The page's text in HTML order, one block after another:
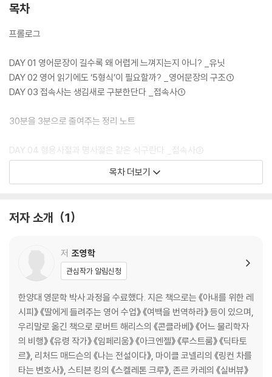
목차
프롤로그
DAY 01 영어문장이 길수록 왜 어렵게 느껴지는지 아니? _유닛
DAY 02 영어 읽기에도 ‘5형식’이 필요할까? _영어문장의 구조①
DAY 03 접속사는 생김새로 구분한단다 _접속사①
30분을 3분으로 줄여주는 정리 노트
DAY 04 형용사절과 명사절은 같은 식구란다 _접속사②
DAY 05 절과 구는 하나야. 따로 생각하면 안 돼 _절과 구
DAY 06 to부정사와 ing부정사는 어떤 차이가 있을까? _부정사
DAY 08 자동사와 타동사가 따로 있는 것은 아니야. 그렇게 쓰일 뿐이지 _
DAY 09 동사가 형식을 만드는 거란다 _5형식①
30분을 3분으로 줄여주는 정리 노트
DAY10 수여동사를 이해하려면 역사 공부가 필요해 _5형식②
DAY11 오늘은 시제(tense)와 상(aspect) 이야기를 해볼까 _시제
DAY12 진행상과 완료상은 시제와 어떤 차이가 있을까 _상
목차 더보기
저자 소개 1
저 조영학
관심작가 알림신청
한양대 영문학 박사 과정을 수료했다. 지은 책으로는 《아내를 위한 레
시피》 《딸에게 들려주는 영어 수업》 《여백을 번역하라》 등이 있으며,
우리말로 옮긴 책으로 로버트 해리스의 《콘클라베》 《어느 물리학자
의 비행》 《유령 작가》 《임페리움》 《아크엔젤》 《루스트룸》 《딕타토
르》, 리처드 매드슨의 《나는 전설이다》, 마이클 코넬리의 《링컨 차를
타는 변호사》, 스티븐 킹의 《스켈레톤 크루》, 존르 카레의 《실버뷰》